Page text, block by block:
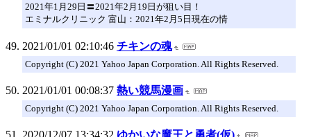
2021年1月29日〓2021年2月19日が狙い目！
エミナルクリニック 富山：2021年2月5日現在の情
2021/01/01 02:10:46 チキンの魂
Copyright (C) 2021 Yahoo Japan Corporation. All Rights Reserved.
2021/01/01 00:08:37 熱い競馬漫画
Copyright (C) 2021 Yahoo Japan Corporation. All Rights Reserved.
2020/12/07 13:34:32 ゆかいな魔王と勇者(仮)